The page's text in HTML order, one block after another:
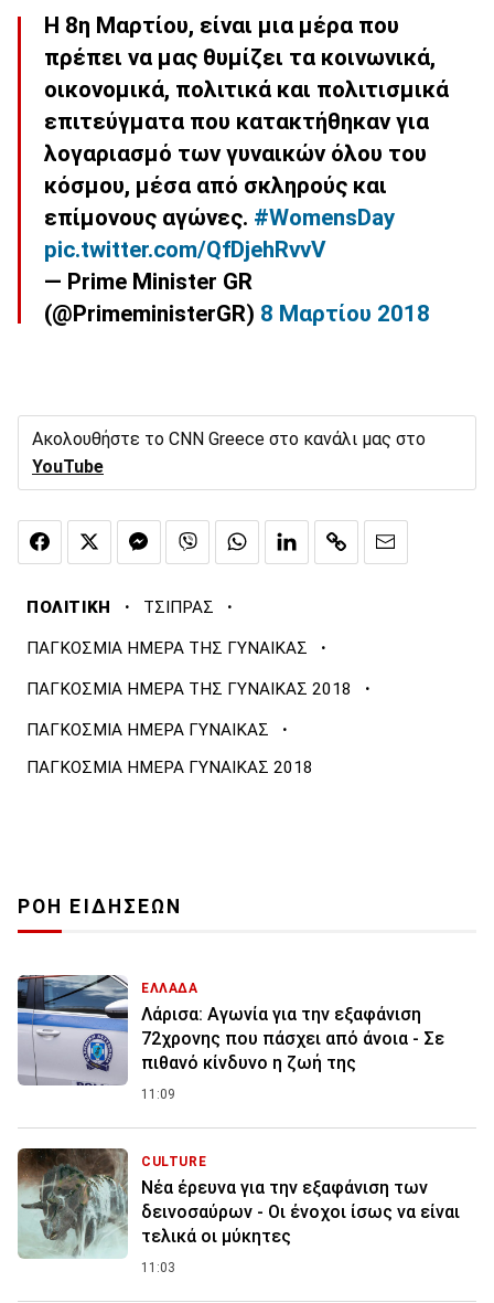
Η 8η Μαρτίου, είναι μια μέρα που
πρέπει να μας θυμίζει τα κοινωνικά,
οικονομικά, πολιτικά και πολιτισμικά
επιτεύγματα που κατακτήθηκαν για
λογαριασμό των γυναικών όλου του
κόσμου, μέσα από σκληρούς και
επίμονους αγώνες. #WomensDay
pic.twitter.com/QfDjehRvvV
— Prime Minister GR
(@PrimeministerGR) 8 Μαρτίου 2018
Ακολουθήστε το CNN Greece στο κανάλι μας στο
YouTube
ΠΟΛΙΤΙΚΗ · ΤΣΙΠΡΑΣ ·
ΠΑΓΚΟΣΜΙΑ ΗΜΕΡΑ ΤΗΣ ΓΥΝΑΙΚΑΣ ·
ΠΑΓΚΟΣΜΙΑ ΗΜΕΡΑ ΤΗΣ ΓΥΝΑΙΚΑΣ 2018 ·
ΠΑΓΚΟΣΜΙΑ ΗΜΕΡΑ ΓΥΝΑΙΚΑΣ ·
ΠΑΓΚΟΣΜΙΑ ΗΜΕΡΑ ΓΥΝΑΙΚΑΣ 2018
ΡΟΗ ΕΙΔΗΣΕΩΝ
ΕΛΛΑΔΑ
Λάρισα: Αγωνία για την εξαφάνιση
72χρονης που πάσχει από άνοια - Σε
πιθανό κίνδυνο η ζωή της
11:09
CULTURE
Νέα έρευνα για την εξαφάνιση των
δεινοσαύρων - Οι ένοχοι ίσως να είναι
τελικά οι μύκητες
11:03